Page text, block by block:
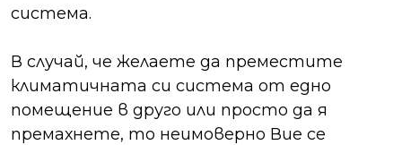
система.
В случай, че желаете да преместите
климатичната си система от едно
помещение в друго или просто да я
премахнете, то неимоверно Вие се